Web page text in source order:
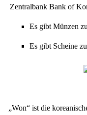
Zentralbank Bank of
Es gibt Münzen
Es gibt Scheine
„Won“ ist die